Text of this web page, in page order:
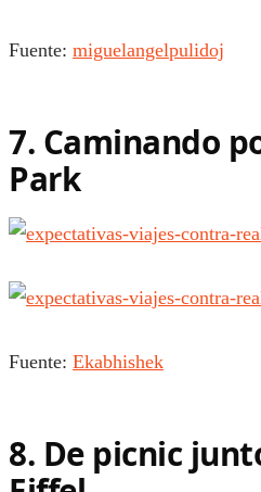
Fuente: miguelangelpulidoj
7. Caminando
Park
Fuente: Ekabhishek
8. De picnic